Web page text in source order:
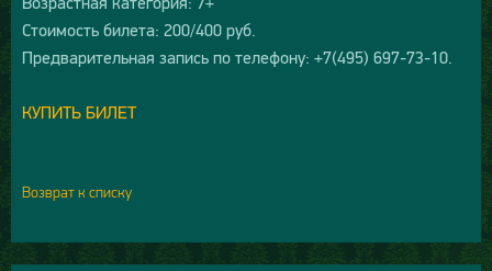
Стоимость билета: 200/400 руб.
Предварительная запись по телефону: +7(495) 697-73-10.
КУПИТЬ БИЛЕТ
Возврат к списку